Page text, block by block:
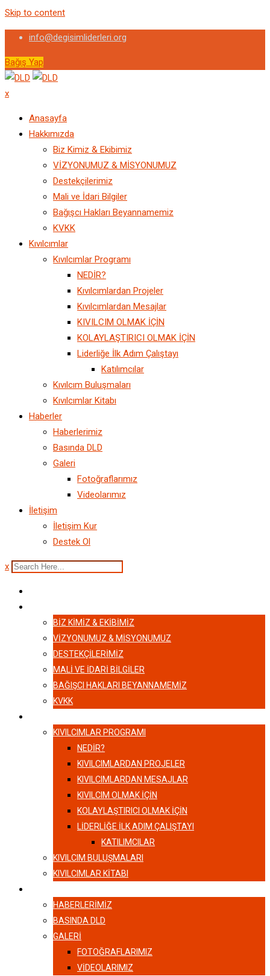
Skip to content
info@degisimliderleri.org
Bağış Yap
x
Anasayfa
Hakkımızda
Biz Kimiz & Ekibimiz
VİZYONUMUZ & MİSYONUMUZ
Destekçilerimiz
Mali ve İdari Bilgiler
Bağışcı Hakları Beyannamemiz
KVKK
Kıvılcımlar
Kıvılcımlar Programı
NEDİR?
Kıvılcımlardan Projeler
Kıvılcımlardan Mesajlar
KIVILCIM OLMAK İÇİN
KOLAYLAŞTIRICI OLMAK İÇİN
Liderliğe İlk Adım Çalıştayı
Katılımcılar
Kıvılcım Buluşmaları
Kıvılcımlar Kitabı
Haberler
Haberlerimiz
Basında DLD
Galeri
Fotoğraflarımız
Videolarımız
İletişim
İletişim Kur
Destek Ol
x
BIZ KIMIZ & EKIBIMIZ
VİZYONUMUZ & MİSYONUMUZ
DESTEKÇILERIMIZ
MALI VE İDARI BILGILER
BAĞIŞCI HAKLARI BEYANNAMEMIZ
KVKK
KIVILCIMLAR PROGRAMI
NEDİR?
KIVILCIMLARDAN PROJELER
KIVILCIMLARDAN MESAJLAR
KIVILCIM OLMAK İÇİN
KOLAYLAŞTIRICI OLMAK İÇİN
LIDERLIĞE İLK ADIM ÇALIŞTAYI
KATILIMCILAR
KIVILCIM BULUŞMALARI
KIVILCIMLAR KITABI
HABERLERIMIZ
BASINDA DLD
GALERI
FOTOĞRAFLARIMIZ
VIDEOLARIMIZ